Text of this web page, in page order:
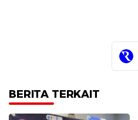
BERITA TERKAIT